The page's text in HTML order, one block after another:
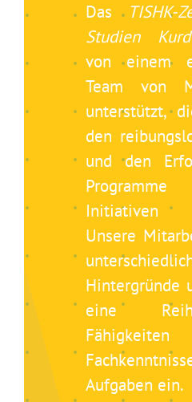
Das TISHK-
Studien
von einem
Team von
unterstützt,
den
und den
Initiativen
Unsere
Hintergründe
eine
Aufgaben ein.